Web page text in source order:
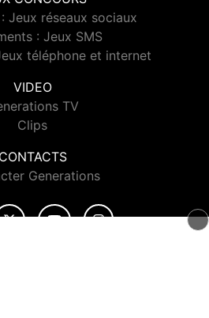
Jeux réseaux sociaux
: Jeux SMS
téléphone et internet
VIDEO
TV
Clips
CONTACTS
Generations